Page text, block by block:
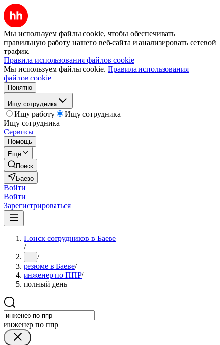
Мы используем файлы cookie, чтобы обеспечивать
правильную работу нашего веб-сайта и анализировать сетевой
трафик.
Правила использования файлов cookie
Мы используем файлы cookie. Правила использования
файлов cookie
Понятно
Ищу сотрудника
Ищу работу
Ищу сотрудника
Ищу сотрудника
Сервисы
Помощь
Ещё
Поиск
Баево
Войти
Войти
Зарегистрироваться
Поиск сотрудников в Баеве
/
... /
резюме в Баеве/
инженер по ППР/
полный день
инженер по ппр